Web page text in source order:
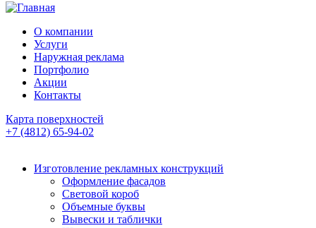
О компании
Услуги
Наружная реклама
Портфолио
Акции
Контакты
Карта поверхностей
+7 (4812) 65-94-02
Изготовление рекламных конструкций
Оформление фасадов
Световой короб
Объемные буквы
Вывески и таблички